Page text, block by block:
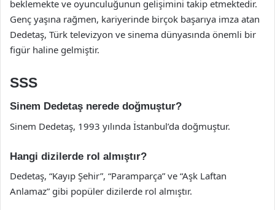
beklemekte ve oyunculuğunun gelişimini takip etmektedir.
Genç yaşına rağmen, kariyerinde birçok başarıya imza atan
Dedetaş, Türk televizyon ve sinema dünyasında önemli bir
figür haline gelmiştir.
SSS
Sinem Dedetaş nerede doğmuştur?
Sinem Dedetaş, 1993 yılında İstanbul’da doğmuştur.
Hangi dizilerde rol almıştır?
Dedetaş, “Kayıp Şehir”, “Paramparça” ve “Aşk Laftan
Anlamaz” gibi popüler dizilerde rol almıştır.